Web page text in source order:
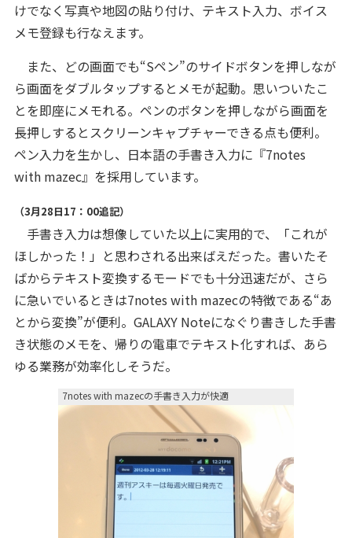
けでなく写真や地図の貼り付け、テキスト入力、ボイス
メモ登録も行なえます。
また、どの画面でも“Sペン”のサイドボタンを押しなが
ら画面をダブルタップするとメモが起動。思いついたこ
とを即座にメモれる。ペンのボタンを押しながら画面を
長押しするとスクリーンキャプチャーできる点も便利。
ペン入力を生かし、日本語の手書き入力に『7notes
with mazec』を採用しています。
（3月28日17：00追記）
手書き入力は想像していた以上に実用的で、「これが
ほしかった！」と思わされる出来ばえだった。書いたそ
ばからテキスト変換するモードでも十分迅速だが、さら
に急いでいるときは7notes with mazecの特徴である“あ
とから変換”が便利。GALAXY Noteになぐり書きした手書
き状態のメモを、帰りの電車でテキスト化すれば、あら
ゆる業務が効率化しそうだ。
7notes with mazecの手書き入力が快適